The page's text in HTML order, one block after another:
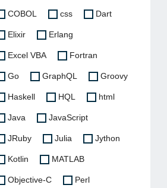
COBOL css Dart
Elixir Erlang
Excel VBA Fortran
Go GraphQL Groovy
Haskell HQL html
Java JavaScript
JRuby Julia Jython
Kotlin MATLAB
Objective-C Perl